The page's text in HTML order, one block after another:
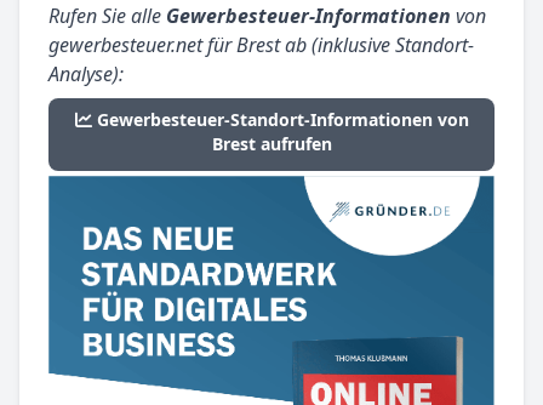
Rufen Sie alle Gewerbesteuer-Informationen von
gewerbesteuer.net für Brest ab (inklusive Standort-
Analyse):
Gewerbesteuer-Standort-Informationen von
Brest aufrufen